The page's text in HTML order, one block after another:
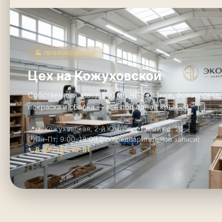
🏭 ПРОИЗВОДСТВО
Цех на Кожуховской
Собственный завод 500 м². ЧПУ-станки, фрезеровка,
покраска и сборка — всё под одной крышей.
📍м. Кожуховская, 2-й Южнопортовый пр. 26
🕑Пн–Пт: 9:00–18:00 (по предварительной записи)
📞8 495 181-19-91